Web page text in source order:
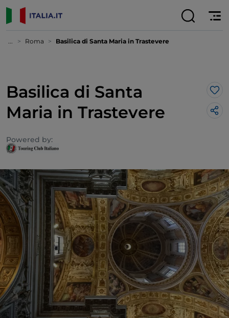
... Roma Basilica di Santa Maria in Trastevere
Basilica di Santa
Maria in Trastevere
Powered by: